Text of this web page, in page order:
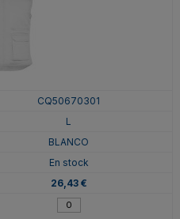
CQ50670301
L
BLANCO
En stock
26,43 €